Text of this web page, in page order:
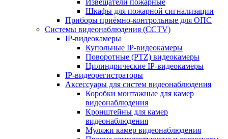
Извещатели пожарные
Шкафы для пожарной сигнализации
Приборы приёмно-контрольные для ОПС
Системы видеонаблюдения (CCTV)
IP-видеокамеры
Купольные IP-видеокамеры
Поворотные (PTZ) видеокамеры
Цилиндрические IP-видеокамеры
IP-видеорегистраторы
Аксессуары для систем видеонаблюдения
Коробки монтажные для камер
видеонаблюдения
Кронштейны для камер
видеонаблюдения
Муляжи камер видеонаблюдения